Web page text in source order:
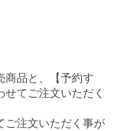
商品と、【予約す
てご注文いただく
ご注文いただく事が